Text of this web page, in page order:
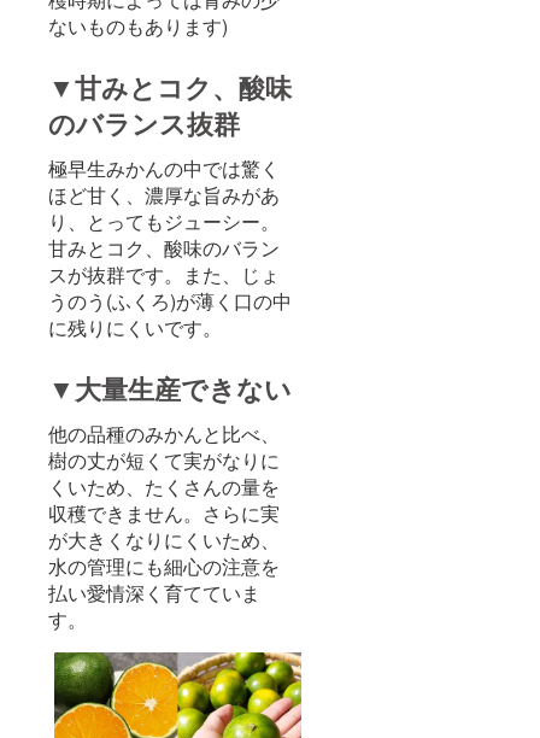
ないものもあります)
▼甘みとコク、酸味
のバランス抜群
極早生みかんの中では驚く
ほど甘く、濃厚な旨みがあ
り、とってもジューシー。
甘みとコク、酸味のバラン
スが抜群です。また、じょ
うのう(ふくろ)が薄く口の中
に残りにくいです。
▼大量生産できない
他の品種のみかんと比べ、
樹の丈が短くて実がなりに
くいため、たくさんの量を
収穫できません。さらに実
が大きくなりにくいため、
水の管理にも細心の注意を
払い愛情深く育てていま
す。